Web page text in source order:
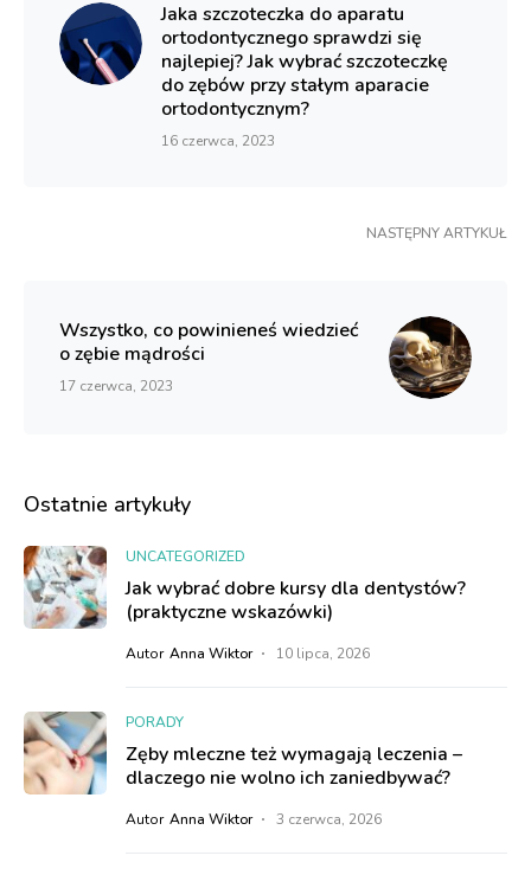
Jaka szczoteczka do aparatu
ortodontycznego sprawdzi się
najlepiej? Jak wybrać szczoteczkę
do zębów przy stałym aparacie
ortodontycznym?
16 czerwca, 2023
NASTĘPNY ARTYKUŁ
Wszystko, co powinieneś wiedzieć
o zębie mądrości
17 czerwca, 2023
Ostatnie artykuły
UNCATEGORIZED
Jak wybrać dobre kursy dla dentystów?
(praktyczne wskazówki)
Autor Anna Wiktor 10 lipca, 2026
PORADY
Zęby mleczne też wymagają leczenia –
dlaczego nie wolno ich zaniedbywać?
Autor Anna Wiktor 3 czerwca, 2026